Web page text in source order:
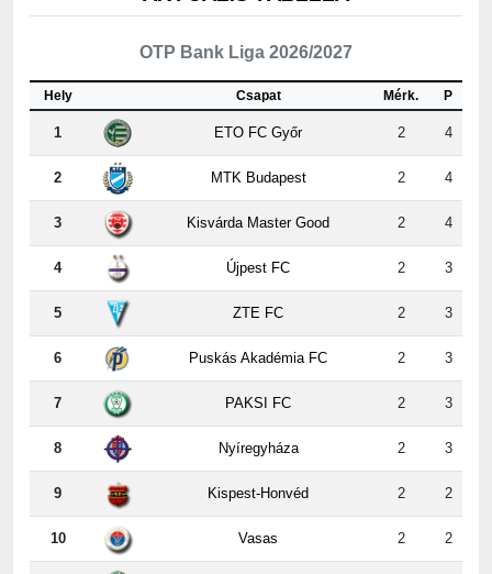
OTP Bank Liga 2026/2027
Csapat
1 ETO FC Győr 2 4
2 MTK Budapest 2 4
3 Kisvárda Master Good 2 4
4 Újpest FC 2 3
5 ZTE FC 2 3
6 Puskás Akadémia FC 2 3
7 PAKSI FC 2 3
8 Nyíregyháza 2 3
9 Kispest-Honvéd 2 2
10 Vasas 2 2
11 Ferencvárosi TC 2 1